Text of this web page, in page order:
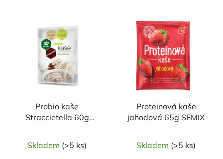
Probio kaše
Straccietella 60g
Skladem (>5 ks)
Proteinová kaše
jahodová 65g SEMIX
Skladem (>5 ks)